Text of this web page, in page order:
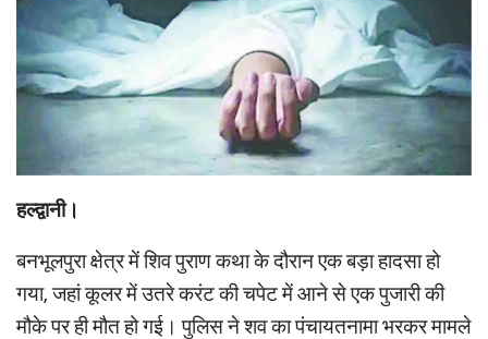
हल्द्वानी।
बनभूलपुरा क्षेत्र में शिव पुराण कथा के दौरान एक बड़ा हादसा हो
गया, जहां कूलर में उतरे करंट की चपेट में आने से एक पुजारी की
मौके पर ही मौत हो गई। पुलिस ने शव का पंचायतनामा भरकर मामले